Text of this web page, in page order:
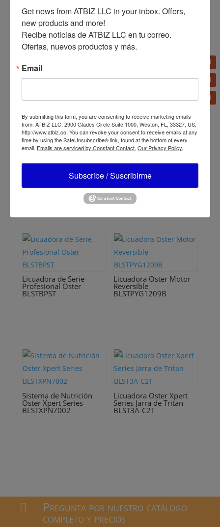
Arrocera Multiusos
Oster 15 Tazas
Olla de Presión Oster
(4,2 L – 7 L – 9 L) CKSTPC
Licuadora Oster
Go BLSTTDGNBG
Multi-Olla XL Oster 14
CKSTPCEC8801
Licuadora de Serie
Profesional Oster
BLSTBPST
Licuadora Oster Motor
Reversible
BLSTPYG1209B
Sistema de Nutrición
Oster Xpert Series
BLSTXPN7002
Licuadora Oster Xpert
Series Jarra de Tritan
BLST3A-C2T
 Pregunta por nuestro catálogo
completo y precios
Get news from ATBIZ LLC in your inbox. Offers,
new products and more!
Recibe noticias de ATBIZ LLC en tu correo.
Ofertas, nuevos productos y más.
Email
By submitting this form, you are consenting to receive marketing emails
from: ATBIZ LLC, 2900 Glades Circle Suite 1000, Weston, FL, 33327, US,
http://www.atbiz.co. You can revoke your consent to receive emails at any
time by using the SafeUnsubscribe® link, found at the bottom of every
email. Emails are serviced by Constant Contact. Our Privacy Policy.
Subscribe / Suscribirme